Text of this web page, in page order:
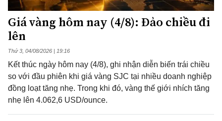
Giá vàng hôm nay (4/8): Đảo chiều đi
lên
Thứ 3, 04/08/2026 | 19:16
Kết thúc ngày hôm nay (4/8), ghi nhận diễn biến trái chiều
so với đầu phiên khi giá vàng SJC tại nhiều doanh nghiệp
đồng loạt tăng nhẹ. Trong khi đó, vàng thế giới nhích tăng
nhẹ lên 4.062,6 USD/ounce.